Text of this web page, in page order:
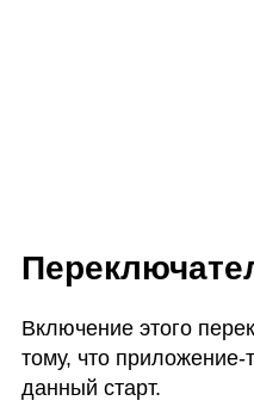
Включение этого
тому, что
данный старт.